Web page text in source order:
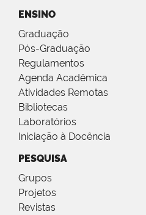
ENSINO
Graduação
Pós-Graduação
Regulamentos
Agenda Acadêmica
Atividades Remotas
Bibliotecas
Laboratórios
Iniciação à Docência
PESQUISA
Grupos
Projetos
Revistas